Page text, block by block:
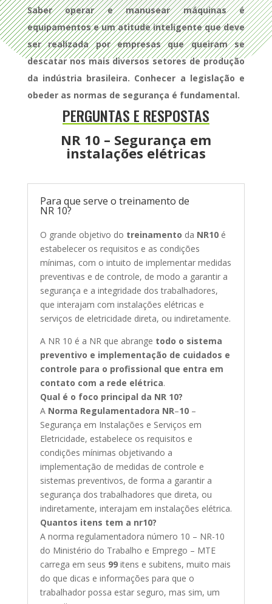
Saber operar e manusear máquinas é
equipamentos e um atitude inteligente que deve
ser realizada por empresas que queiram se
descatar nos mais diversos setores de produção
da indústria brasileira. Conhecer a legislação e
obeder as normas de segurança é fundamental.
PERGUNTAS E RESPOSTAS
NR 10 – Segurança em
instalações elétricas
Para que serve o treinamento de
NR 10?
O grande objetivo do treinamento da NR10é
estabelecer os requisitos e as condições
mínimas, com o intuito de implementar medidas
preventivas e de controle, de modo a garantir a
segurança e a integridade dos trabalhadores,
que interajam com instalações elétricas e
serviços de eletricidade direta, ou indiretamente.
A NR 10 é a NR que abrange todo o sistema
preventivo e implementação de cuidados e
controle para o profissional que entra em
contato com a rede elétrica.
Qual é o foco principal da NR 10?
A Norma Regulamentadora NR–10–
Segurança em Instalações e Serviços em
Eletricidade, estabelece os requisitos e
condições mínimas objetivando a
implementação de medidas de controle e
sistemas preventivos, de forma a garantir a
segurança dos trabalhadores que direta, ou
indiretamente, interajam em instalações elétrica.
Quantos itens tem a nr10?
A norma regulamentadora número 10 – NR-10
do Ministério do Trabalho e Emprego – MTE
carrega em seus 99 itens e subitens, muito mais
do que dicas e informações para que o
trabalhador possa estar seguro, mas sim, um